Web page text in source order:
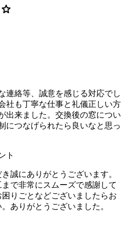
star
連絡等、誠意を感じる対応でし
社も丁寧な仕事と礼儀正しい方
出来ました。交換後の窓につい
につなげられたら良いなと思っ
ト
誠にありがとうございます。
で非常にスムーズで感謝して
りごとなどございましたらお
ありがとうございました。